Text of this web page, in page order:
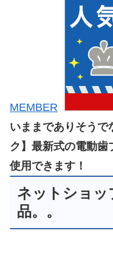
MEMBER
いままでありそうで
ク】最新式の電動歯
使用できます！
ネットショッ
品。。